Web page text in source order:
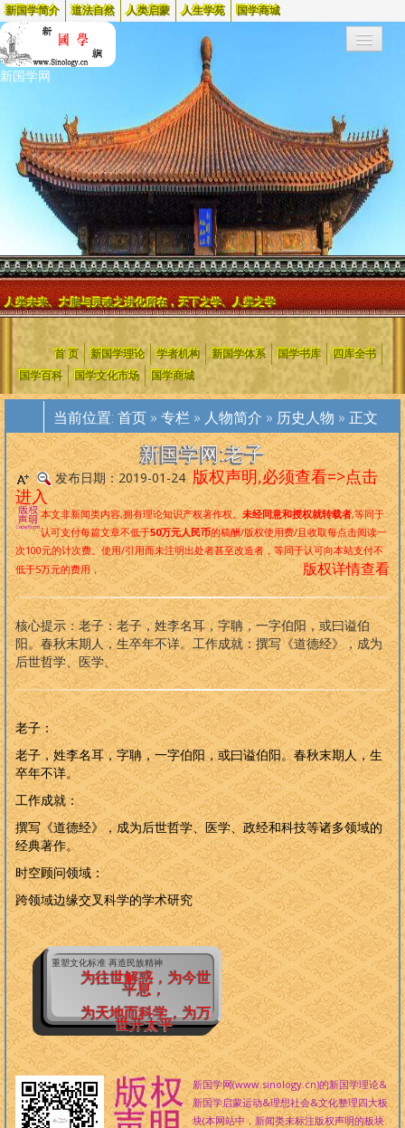
新国学简介 道法自然 人类启蒙 人生学苑 国学商城
新国学网
人类未来、大脑与灵魂之进化所在，天下之学、人类之学
新国学网起始于1999年，2002年更名为新国学网
，是中国最早的两个
国学网站之一，蜚声海内外，被国内外众多媒体、院校和机构(含政府
等)链接和引用，电脑时代日流量高达到一百万。
新国学网是新国学的创建者，是对中国旧腐文化进行变革的大力推行
，是中国首位且唯一的以自然科学为基础标准审视、梳理和改造传
统文化及其宗教的代表。再造华夏文化标准，重塑华夏民族精神，是
新国学网一直倡导的口号，现在，新国学理论已经是一个非常完备、
深度范畴远超旧国学/西学的系统性理论，未来世界社会结构。
版权必读
道学入
门
道教人
物
内丹修
炼
外丹阐
幽
养生撷
粹
道家文
化
佛学采
珍
拳术精
选
大
学
中
庸
论
语
孟
子
周
易
诗
经
尚
书
礼
记
春秋左
传
古典小说
现代小说 古典诗词 现代诗歌 外国文学 名家文集 另类作品
笑话大全
武侠小说
言情小说 古典散文 现代散文 纪实文学 人物传记 热门作品
原创作品
侦探小说
科幻小说 诸子百家 哲学宗教 文学常识 马列主义 文学理论 四库全书
首 页 新国学理论 学者机构 新国学体系 国学书库
四库全书
国学百科
国学文化市场 国学商城
当前位置: 首页 » 专栏 » 人物简介 » 历史人物 » 正文
新国学网:老子
发布日期：2019-01-24版权声明,必须查看=>点击
进入
本文非新闻类内容,拥有理论知识产权著作权。 未经同意和授权就转载者,等同于
认可支付每篇文章不低于50万元人民币的稿酬/版权使用费/且收取每点击阅读一
次100元的计次费。使用/引用而未注明出处者甚至改造者，等同于认可向本站支付不
低于5万元的费用，
版权详情查看
核心提示：老子：老子，姓李名耳，字聃，一字伯阳，或曰谥伯
阳。春秋末期人，生卒年不详。工作成就：撰写《道德经》，成为
后世哲学、医学、
老子：
老子，姓李名耳，字聃，一字伯阳，或曰谥伯阳。春秋末期人，生
卒年不详。
工作成就：
撰写《道德经》，成为后世哲学、医学、政经和科技等诸多领域的
经典著作。
时空顾问领域：
跨领域边缘交叉科学的学术研究
重塑文化标准 再造民族精神
为往世解惑，为今世
平息，
为天地而科学，为万
世开太平
新国学网(www.sinology.cn)的新国学理论&
新国学启蒙运动&理想社会&文化整理四大板
块(本网站中，新闻类未标注版权声明的板块